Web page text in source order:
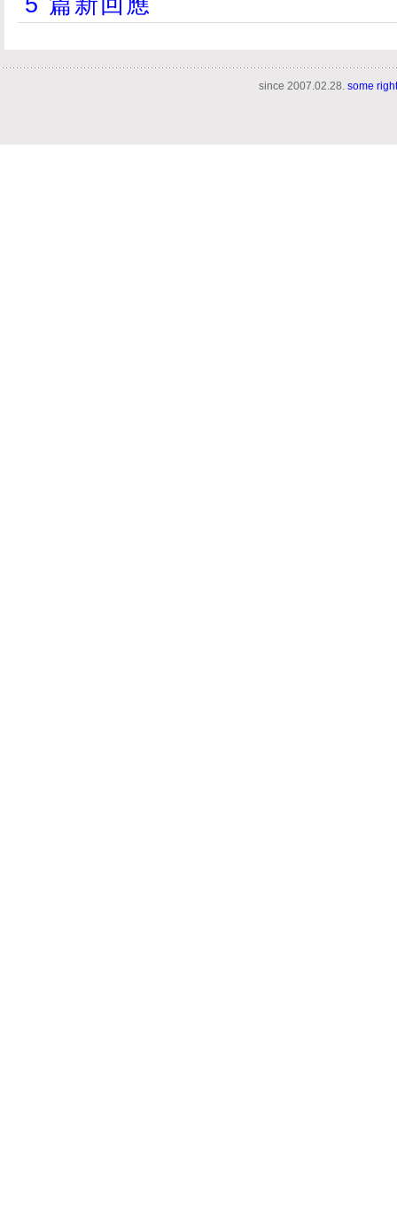
since 2007.02.28. some